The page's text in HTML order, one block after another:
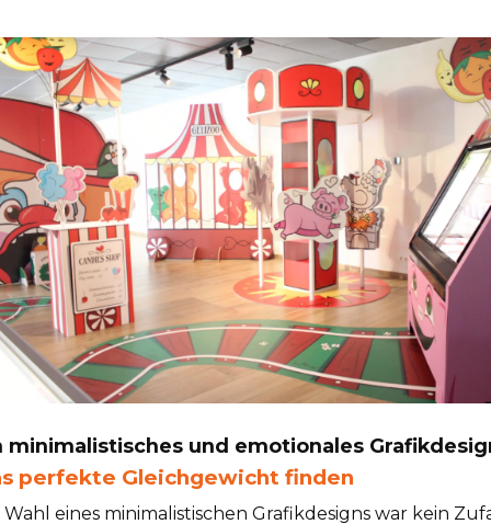
minimalistisches und emotionales
perfekte Gleichgewicht finden
Wahl eines minimalistischen Grafikdesigns war kein